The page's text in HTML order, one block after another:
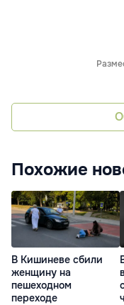
Похожие
В Кишиневе сбили
женщину на
пешеходном
переходе